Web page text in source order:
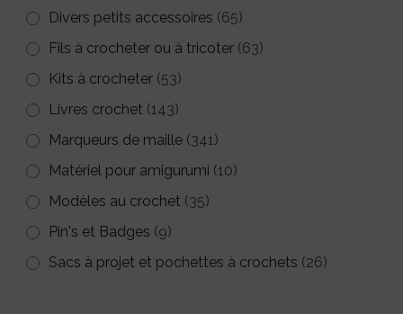
Divers petits accessoires (65)
Fils à crocheter ou à tricoter (63)
Kits à crocheter (53)
Livres crochet (143)
Marqueurs de maille (341)
Matériel pour amigurumi (10)
Modèles au crochet (35)
Pin's et Badges (9)
Sacs à projet et pochettes à crochets (26)